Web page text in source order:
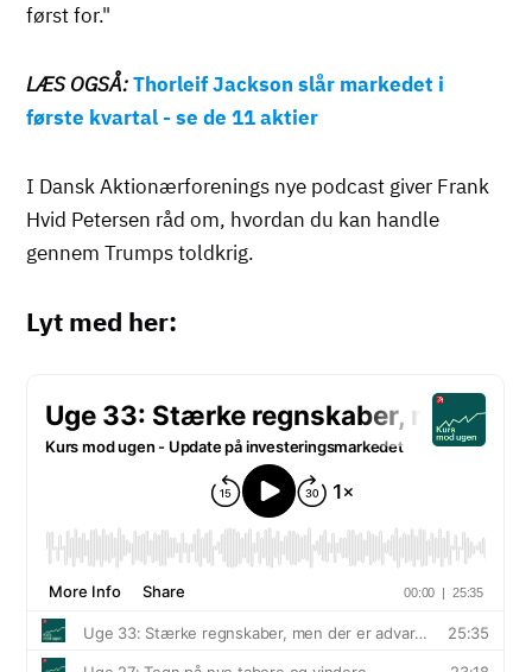
først for."
LÆS OGSÅ: Thorleif Jackson slår markedet i
første kvartal - se de 11 aktier
I Dansk Aktionærforenings nye podcast giver Frank
Hvid Petersen råd om, hvordan du kan handle
gennem Trumps toldkrig.
Lyt med her: